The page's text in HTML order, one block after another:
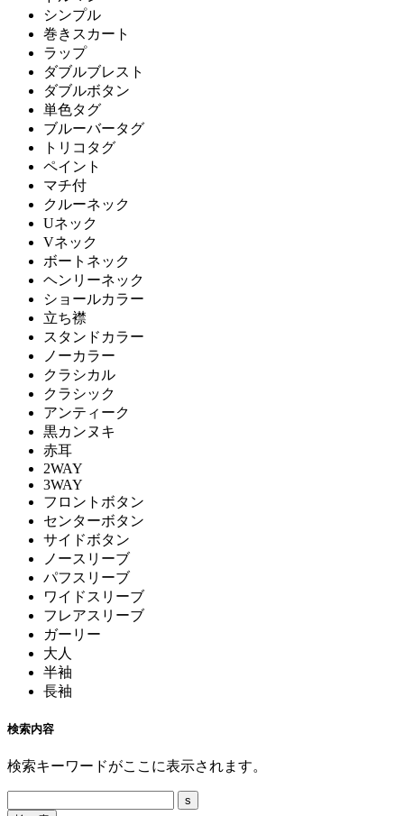
シンプル
巻きスカート
ラップ
ダブルブレスト
ダブルボタン
単色タグ
ブルーバータグ
トリコタグ
ペイント
マチ付
クルーネック
Uネック
Vネック
ボートネック
ヘンリーネック
ショールカラー
立ち襟
スタンドカラー
ノーカラー
クラシカル
クラシック
アンティーク
黒カンヌキ
赤耳
2WAY
3WAY
フロントボタン
センターボタン
サイドボタン
ノースリーブ
パフスリーブ
ワイドスリーブ
フレアスリーブ
ガーリー
大人
半袖
長袖
検索内容
検索キーワードがここに表示されます。